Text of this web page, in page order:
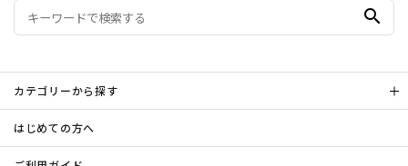
search
カテゴリーから探す
はじめての方へ